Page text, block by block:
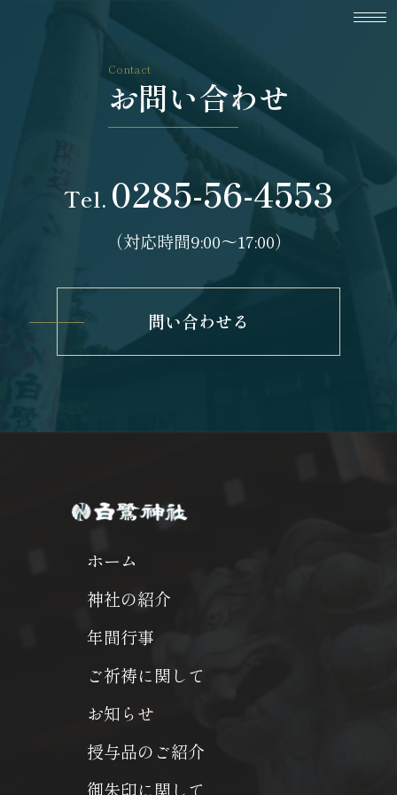
お問い合わせ
Contact
Tel. 0285-56-4553
（対応時間9:00〜17:00）
問い合わせる
ホーム
神社の紹介
年間行事
ご祈祷に関して
お知らせ
授与品のご紹介
御朱印に関して